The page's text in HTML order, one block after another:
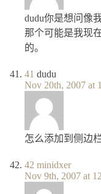
dudu你是想问像
那个可能是我现
的。
41 dudu
Nov 20th, 2007 at
怎么添加到侧边
42 minidxer
Nov 9th, 2007 at